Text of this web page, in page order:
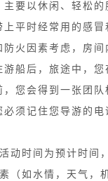
要以休闲、轻松
上平时经常用的感
火因素考虑，房间
船后，旅途中，
，您会得到一张团
须记住您导游的
动时间为预计时间
（如水情，天气，